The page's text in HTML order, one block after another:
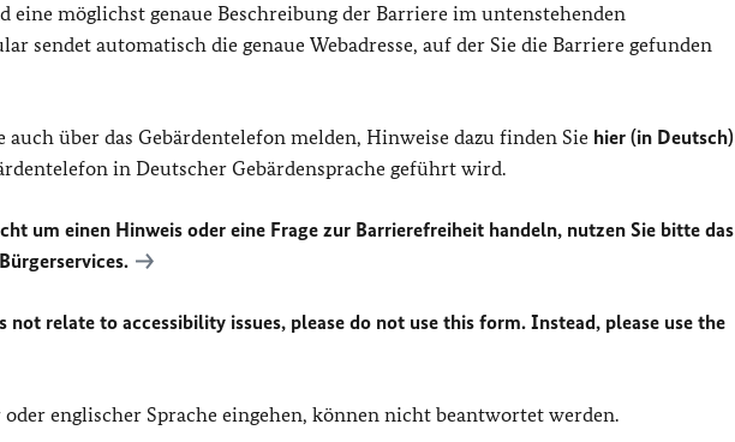
eine möglichst genaue Beschreibung der Barriere im untenstehenden
sendet automatisch die genaue Webadresse, auf der Sie die Barriere gefunden
auch über das Gebärdentelefon melden, Hinweise dazu finden Sie hier (in Deutsch)
in Deutscher Gebärdensprache geführt wird.
um einen Hinweis oder eine Frage zur Barrierefreiheit handeln, nutzen Sie bitte das
relate to accessibility issues, please do not use this form. Instead, please use the
englischer Sprache eingehen, können nicht beantwortet werden.